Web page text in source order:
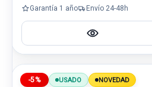
Garantía 1 año Envío 24-48h
-5% USADO NOVEDAD